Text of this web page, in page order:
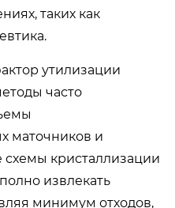
таких как
утилизации
часто
маточников и
кристаллизации
извлекать
минимум отходов,